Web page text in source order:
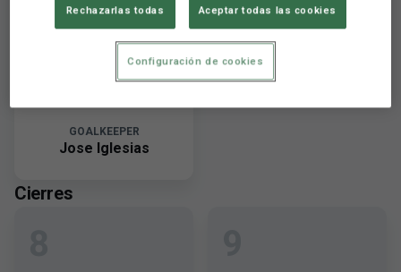
GOALKEEPER
Jose Iglesias
Cierres
Rechazarlas todas Aceptar todas las cookies
Configuración de cookies